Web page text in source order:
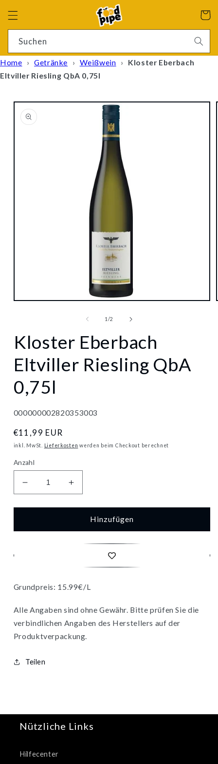
zum
Inhalt
Suchen
4 Ergebnisse
Home › Getränke › Weißwein ›
Kloster Eberbach
Eltviller Riesling QbA 0,75l
1 /von
2
Kloster Eberbach
Eltviller Riesling QbA
0,75l
000000002820353003
Normaler
Preis
€11,99 EUR
inkl. MwSt. Lieferkosten werden beim Checkout berechnet
Anzahl
Verringere
die
Menge
Kloster
0,75l
Erhöhe
die
Menge
Kloster
0,75l
Hinzufügen
Grundpreis: 15.99€/L
Alle Angaben sind ohne Gewähr. Bitte prüfen Sie die
verbindlichen Angaben des Herstellers auf der
Produktverpackung.
Teilen
Nützliche Links
Hilfecenter